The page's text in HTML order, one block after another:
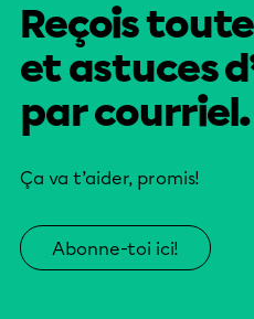
Reçois
et astuces
par courriel.
Ça va t’aider, promis!
Abonne-toi ici!